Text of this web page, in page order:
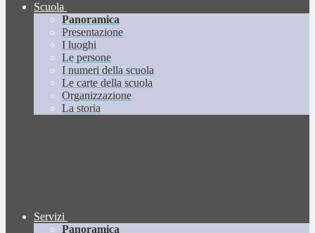
Scuola
Panoramica
Presentazione
I luoghi
Le persone
I numeri della scuola
Le carte della scuola
Organizzazione
La storia
Servizi
Panoramica